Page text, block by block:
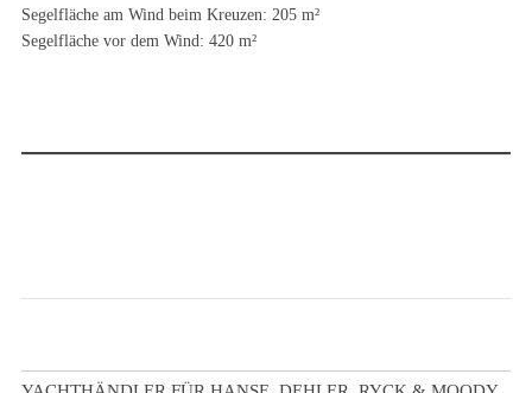
Segelfläche am Wind beim Kreuzen: 205 m²
Segelfläche vor dem Wind: 420 m²